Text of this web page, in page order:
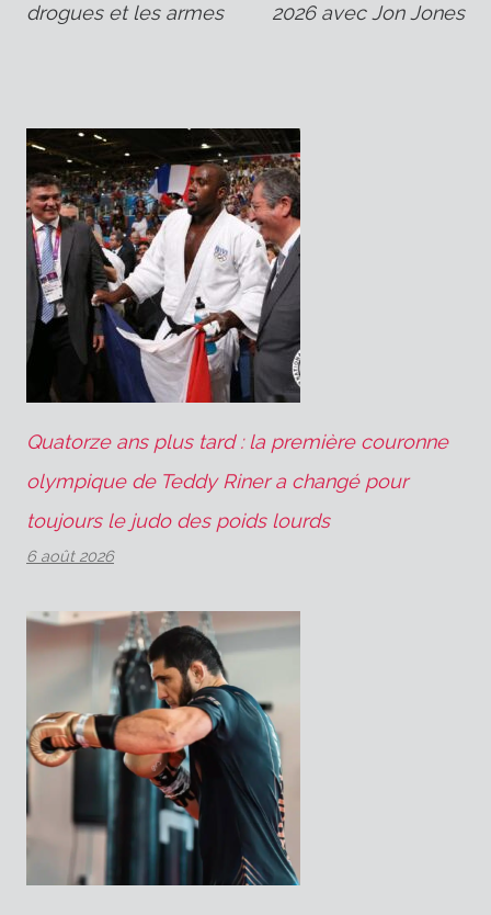
l’article
drogues et les armes 2026 avec Jon Jones
Quatorze ans plus tard : la première couronne
olympique de Teddy Riner a changé pour
toujours le judo des poids lourds
6 août 2026